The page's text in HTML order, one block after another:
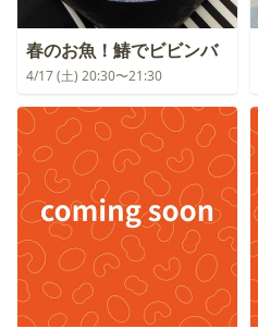
春のお魚！鰆でビビンバ
4/17 (土) 20:30〜21:30